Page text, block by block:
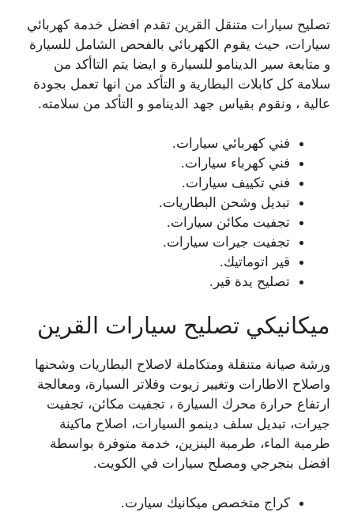
تصليح سيارات متنقل القرين تقدم افضل خدمة كهربائي
سيارات، حيث يقوم الكهربائي بالفحص الشامل للسيارة
و متابعة سير الدينامو للسيارة و ايضا يتم التاأكد من
سلامة كل كابلات البطارية و التأكد من انها تعمل بجودة
عالية ، ونقوم بقياس جهد الدينامو و التأكد من سلامته.
فني كهربائي سيارات.
فني كهرباء سيارات.
فني تكييف سيارات.
تبديل وشحن البطاريات.
تجفيت مكائن سيارات.
تجفيت جيرات سيارات.
قير اتوماتيك.
تصليح يدة قير.
ميكانيكي تصليح سيارات القرين
ورشة صيانة متنقلة ومتكاملة لاصلاح البطاريات وشحنها
واصلاح الاطارات وتغيير زيوت وفلاتر السيارة، ومعالجة
ارتفاع حرارة محرك السيارة ، تجفيت مكائن، تجفيت
جيرات، تبديل سلف دينمو السيارات، اصلاح ماكينة
طرمبة الماء، طرمبة البنزين، خدمة متوفرة بواسطة
افضل بنجرجي ومصلح سيارات في الكويت.
كراج متخصص ميكانيك سيارت.